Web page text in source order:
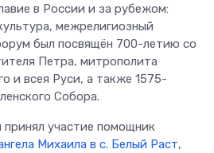
в России и за рубежом:
межрелигиозный
был посвящён 700-летию со
Петра, митрополита
и всея Руси, а также 1575-
Собора.
участие помощник
Михаила в с. Белый Раст,